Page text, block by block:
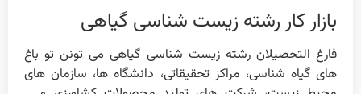
بازار کار رشته زیست شناسی گیاهی
فارغ التحصیلان رشته زیست شناسی گیاهی می تونن تو باغ
های گیاه شناسی، مراکز تحقیقاتی، دانشگاه ها، سازمان های